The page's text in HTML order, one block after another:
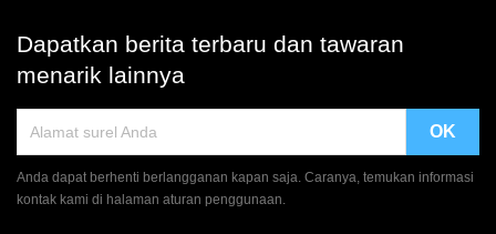
Dapatkan berita terbaru dan tawaran
menarik lainnya
Anda dapat berhenti berlangganan kapan saja. Caranya, temukan informasi
kontak kami di halaman aturan penggunaan.